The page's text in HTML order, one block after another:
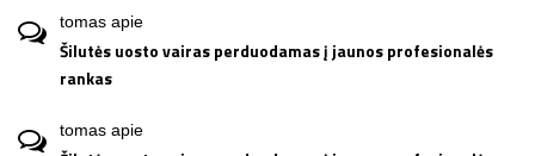
tomas apie
Šilutės uosto vairas perduodamas į jaunos profesionalės
rankas
tomas apie